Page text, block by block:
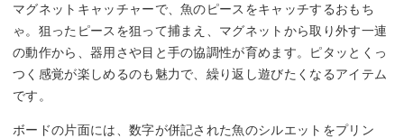
マグネットキャッチャーで、魚のピースをキャッチするおもち
ゃ。狙ったピースを狙って捕まえ、マグネットから取り外す一連
の動作から、器用さや目と手の協調性が育めます。ピタッとくっ
つく感覚が楽しめるのも魅力で、繰り返し遊びたくなるアイテム
です。
ボードの片面には、数字が併記された魚のシルエットをプリン